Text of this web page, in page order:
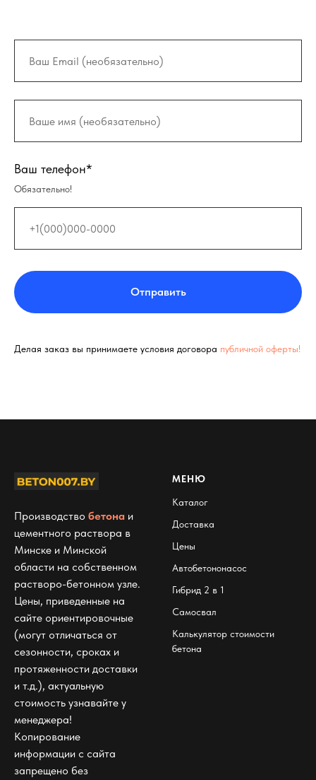
Ваш телефон*
Обязательно!
Отправить
Делая заказ вы принимаете условия договора публичной оферты!
Производство бетона и
цементного раствора в
Минске и Минской
области на собственном
растворо-бетонном узле.
Цены, приведенные на
сайте ориентировочные
(могут отличаться от
сезонности, сроках и
протяженности доставки
и т.д.), актуальную
стоимость узнавайте у
менеджера!
Копирование
информации с сайта
запрещено без
МЕНЮ
Каталог
Доставка
Цены
Автобетононасос
Гибрид 2 в 1
Самосвал
Калькулятор стоимости
бетона